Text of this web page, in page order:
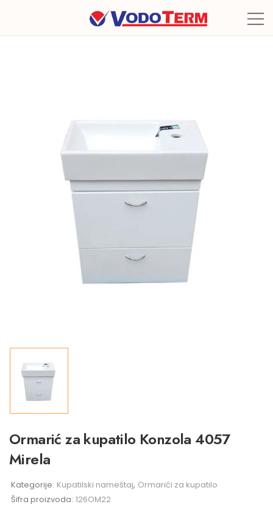
Ormarić za kupatilo Konzola 4057
Mirela
Kategorije: Kupatilski nameštaj, Ormarići za kupatilo
Šifra proizvoda: 126OM22